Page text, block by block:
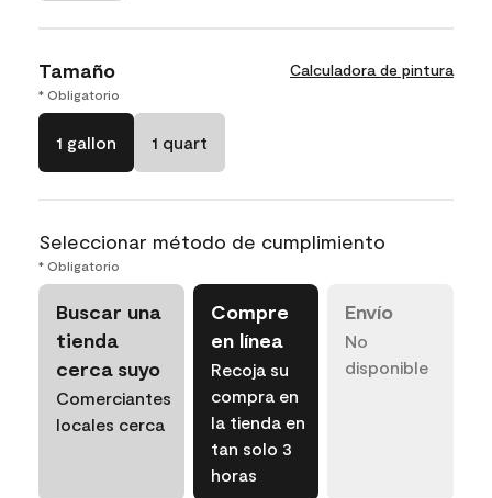
Tamaño Calculadora de pintura
* Obligatorio
1 gallon 1 quart
Seleccionar método de cumplimiento
* Obligatorio
Buscar una
tienda
cerca suyo
Comerciantes
locales cerca
Compre
en línea
Recoja su
compra en
la tienda en
tan solo 3
horas
Envío
No
disponible